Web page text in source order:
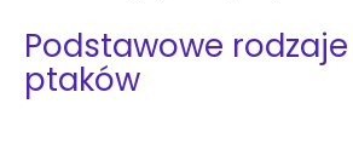
Podstawowe
ptaków